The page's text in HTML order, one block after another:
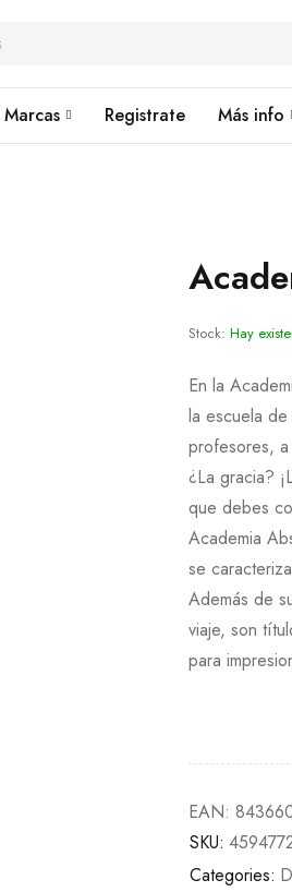
Marcas Registrate Más info
Stock: Hay
En la
la escuela
profesores,
¿La gracia?
que debes
Academia
se
Además de
viaje, son
para
EAN:
SKU:
Categories: